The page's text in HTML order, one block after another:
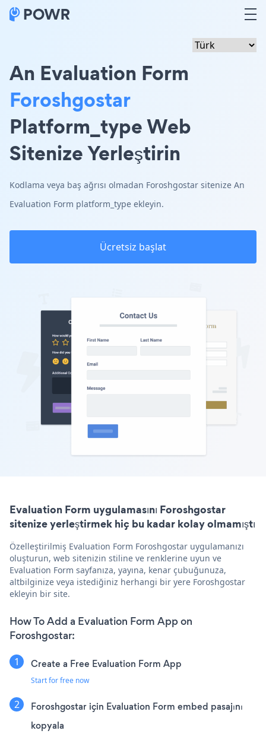
An Evaluation Form
Foroshgostar
Platform_type Web
Sitenize Yerleştirin
Kodlama veya baş ağrısı olmadan Foroshgostar sitenize An
Evaluation Form platform_type ekleyin.
Ücretsiz başlat
Evaluation Form uygulamasını Foroshgostar
sitenize yerleştirmek hiç bu kadar kolay olmamıştı
Özelleştirilmiş Evaluation Form Foroshgostar uygulamanızı
oluşturun, web sitenizin stiline ve renklerine uyun ve
Evaluation Form sayfanıza, yayına, kenar çubuğunuza,
altbilginize veya istediğiniz herhangi bir yere Foroshgostar
ekleyin bir site.
How To Add a Evaluation Form App on
Foroshgostar:
Create a Free Evaluation Form App
Start for free now
Foroshgostar için Evaluation Form embed pasajını
kopyala